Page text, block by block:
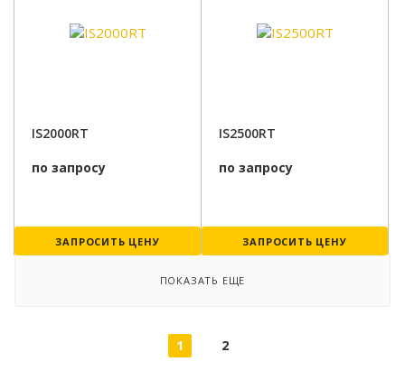
IS2000RT
по запросу
ЗАПРОСИТЬ ЦЕНУ
IS2500RT
по запросу
ЗАПРОСИТЬ ЦЕНУ
ПОКАЗАТЬ ЕЩЕ
1 2